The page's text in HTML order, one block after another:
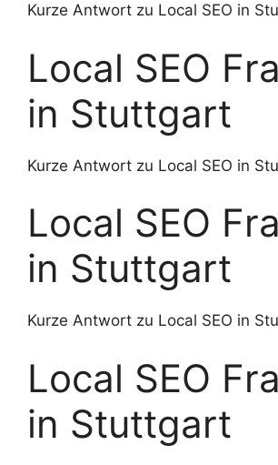
Kurze Antwort zu Local SEO in
Local SEO
in Stuttgart
Kurze Antwort zu Local SEO in
Local SEO
in Stuttgart
Kurze Antwort zu Local SEO in
Local SEO
in Stuttgart